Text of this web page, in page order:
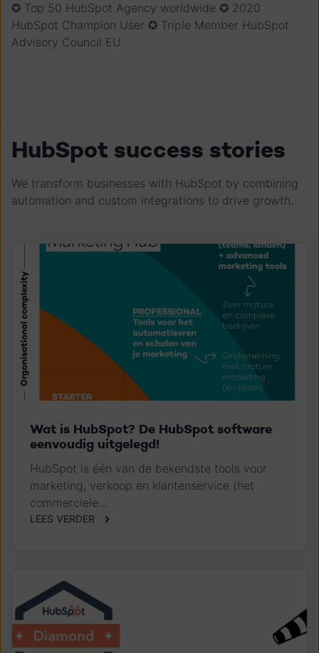
✪ Top 50 HubSpot Agency worldwide ✪ 2020
HubSpot Champion User ✪ Triple Member HubSpot
Advisory Council EU
HubSpot success stories
We transform businesses with HubSpot by combining
automation and custom integrations to drive growth.
Wat is HubSpot? De HubSpot software
eenvoudig uitgelegd!
HubSpot is één van de bekendste tools voor
marketing, verkoop en klantenservice (het
commerciele...
LEES VERDER